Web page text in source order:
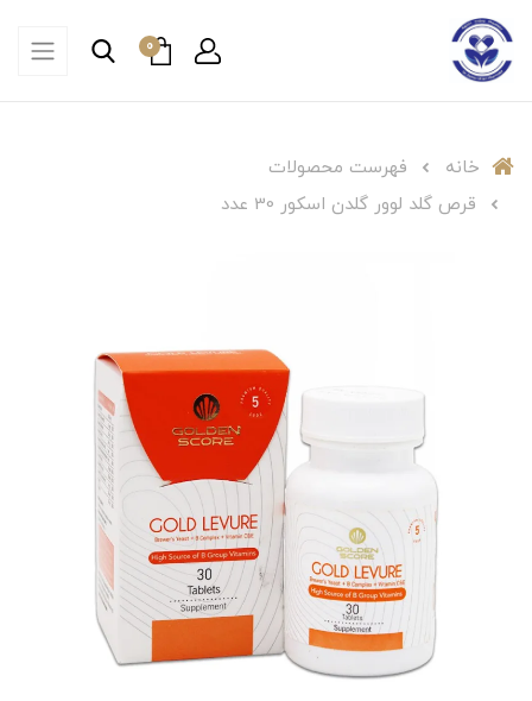
0
خانه
فهرست محصولات
قرص گلد لوور گلدن اسکور 30 عدد